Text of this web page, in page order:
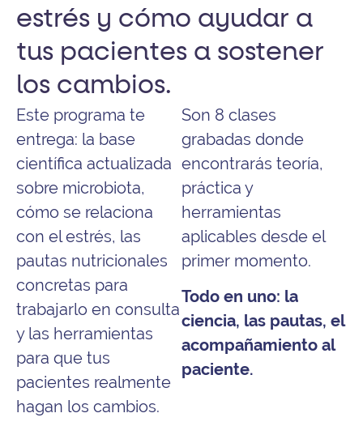
estrés y cómo ayudar a
tus pacientes a sostener
los cambios.
Este programa te
entrega: la base
científica actualizada
sobre microbiota,
cómo se relaciona
con el estrés, las
pautas nutricionales
concretas para
trabajarlo en consulta
y las herramientas
para que tus
pacientes realmente
hagan los cambios.
Son 8 clases
grabadas donde
encontrarás teoría,
práctica y
herramientas
aplicables desde el
primer momento.
Todo en uno: la
ciencia, las pautas, el
acompañamiento al
paciente.